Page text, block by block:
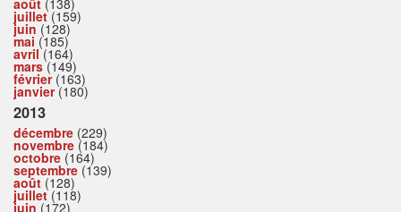
juillet(159)
juin (128)
mai (185)
avril(164)
mars(149)
février(163)
janvier(180)
2013
décembre (229)
novembre (184)
octobre (164)
septembre (139)
août (128)
juillet(118)
juin (172)